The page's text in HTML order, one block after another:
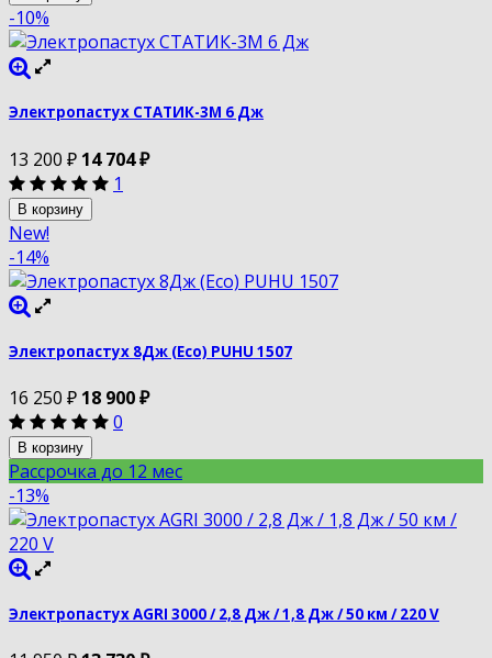
-10%
Электропастух СТАТИК-3М 6 Дж
13 200 ₽ 14 704₽
1
В корзину
New!
-14%
Электропастух 8Дж (Eco) PUHU 1507
16 250 ₽ 18 900₽
0
В корзину
Рассрочка до 12 мес
-13%
Электропастух AGRI 3000 / 2,8 Дж / 1,8 Дж / 50 км / 220 V